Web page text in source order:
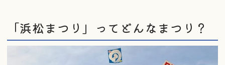
「浜松まつり」ってどんなまつり？